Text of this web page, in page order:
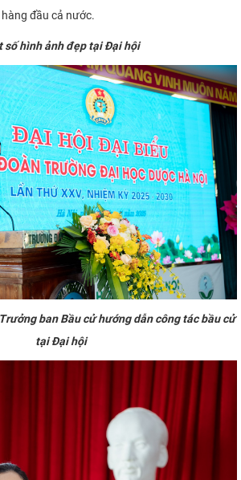
đầu cả nước.
số hình ảnh đẹp tại Đại hội
ban Bầu cử hướng dẫn công tác bầu cử
tại Đại hội